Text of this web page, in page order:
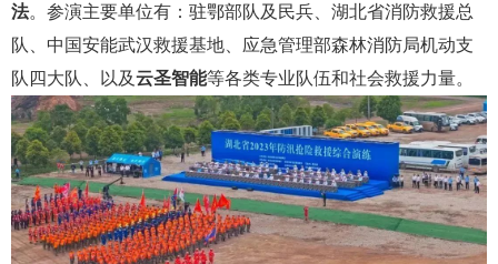
法。参演主要单位有：驻鄂部队及民兵、湖北省消防救援总
队、中国安能武汉救援基地、应急管理部森林消防局机动支
队四大队、以及云圣智能等各类专业队伍和社会救援力量。